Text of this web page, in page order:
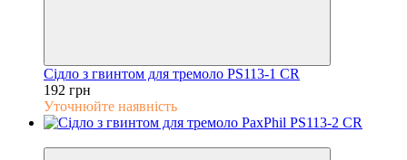
Сідло з гвинтом для тремоло PS113-1 CR
192 грн
Уточнюйте наявність